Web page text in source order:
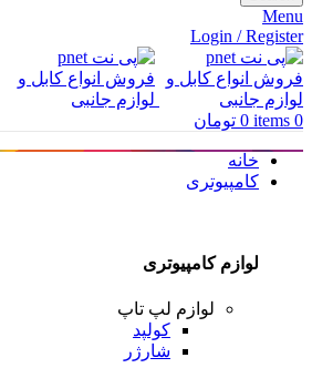
Menu
Login / Register
0
items
0 تومان
خانه
کامپیوتری
لوازم کامپیوتری
لوازم لپ تاپ
کولپد
شارژر